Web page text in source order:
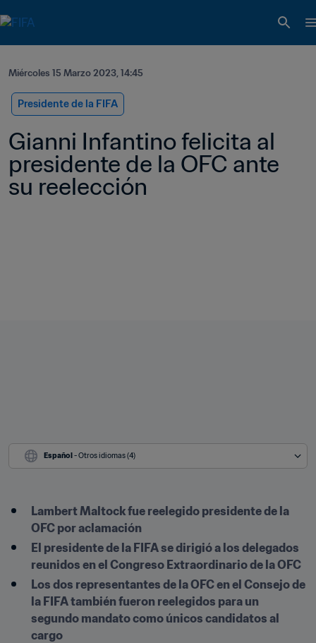
Miércoles 15 Marzo 2023, 14:45
Presidente de la FIFA
Gianni Infantino felicita al
presidente de la OFC ante
su reelección
Español - Otros idiomas (4)
Lambert Maltock fue reelegido presidente de la
OFC por aclamación
El presidente de la FIFA se dirigió a los delegados
reunidos en el Congreso Extraordinario de la OFC
Los dos representantes de la OFC en el Consejo de
la FIFA también fueron reelegidos para un
segundo mandato como únicos candidatos al
cargo